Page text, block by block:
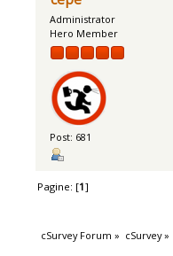
Administrator
Hero Member
Post: 681
Pagine: [1]
cSurvey Forum » cSurvey»